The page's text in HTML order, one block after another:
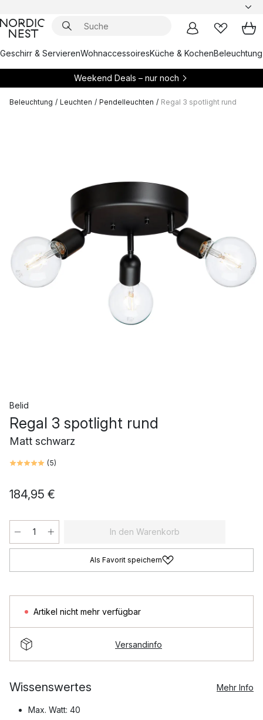
Geschirr & ServierenWohnaccessoiresKüche & KochenBeleuchtung
Weekend Deals – nur noch
Beleuchtung / Leuchten / Pendelleuchten / Regal 3 spotlight rund
Belid
Regal 3 spotlight rund
Matt schwarz
(5)
184,95 €
In den Warenkorb
Als Favorit speichern
Artikel nicht mehr verfügbar
Versandinfo
Wissenswertes Mehr Info
Max. Watt: 40